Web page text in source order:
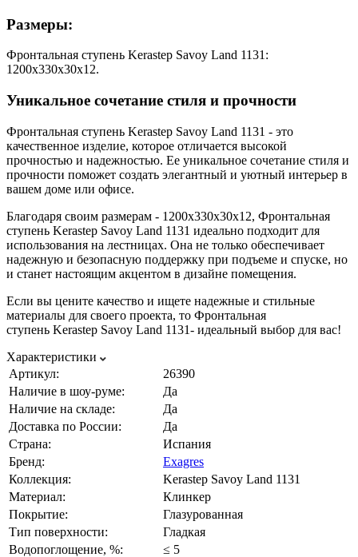
Размеры:
Фронтальная ступень Kerastep Savoy Land 1131:
1200х330х30х12.
Уникальное сочетание стиля и прочности
Фронтальная ступень Kerastep Savoy Land 1131 - это
качественное изделие, которое отличается высокой
прочностью и надежностью. Ее уникальное сочетание стиля и
прочности поможет создать элегантный и уютный интерьер в
вашем доме или офисе.
Благодаря своим размерам - 1200х330х30х12, Фронтальная
ступень Kerastep Savoy Land 1131 идеально подходит для
использования на лестницах. Она не только обеспечивает
надежную и безопасную поддержку при подъеме и спуске, но
и станет настоящим акцентом в дизайне помещения.
Если вы цените качество и ищете надежные и стильные
материалы для своего проекта, то Фронтальная
ступень Kerastep Savoy Land 1131- идеальный выбор для вас!
Характеристики
Артикул:
26390
Наличие в шоу-руме:
Да
Наличие на складе:
Да
Доставка по России:
Да
Страна:
Испания
Бренд:
Exagres
Коллекция:
Kerastep Savoy Land 1131
Материал:
Клинкер
Покрытие:
Глазурованная
Тип поверхности:
Гладкая
Водопоглощение, %:
≤ 5